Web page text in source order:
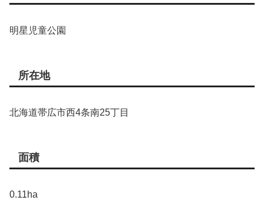
明星児童公園
所在地
北海道帯広市西4条南25丁目
面積
0.11ha